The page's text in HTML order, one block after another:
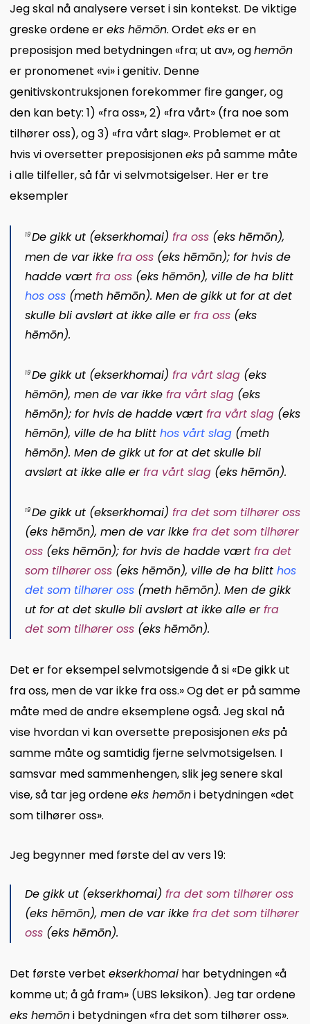
Jeg skal nå analysere verset i sin kontekst. De viktige
greske ordene ereks hēmōn. Ordet ekser en
preposisjon med betydningen «fra; ut av», oghemōn
er pronomenet «vi» i genitiv. Denne
genitivskontruksjonen forekommer fire ganger, og
den kan bety: 1) «fra oss», 2) «fra vårt» (fra noe som
tilhører oss), og 3) «fra vårt slag». Problemet er at
hvis vi oversetter preposisjonenekspå samme måte
i alle tilfeller, så får vi selvmotsigelser. Her er tre
eksempler
19De gikk ut (ekserkhomai) fra oss(eks hēmōn),
men de var ikke fra oss (eks hēmōn); for hvis de
hadde vært fra oss(eks hēmōn), ville de ha blitt
hos oss (meth hēmōn). Men de gikk ut for at det
skulle bli avslørt at ikke alle erfra oss (eks
hēmōn).
19De gikk ut (ekserkhomai) fra vårt slag (eks
hēmōn), men de var ikke fra vårt slag(eks
hēmōn); for hvis de hadde vært fra vårt slag(eks
hēmōn), ville de ha blitt hos vårt slag(meth
hēmōn). Men de gikk ut for at det skulle bli
avslørt at ikke alle erfra vårt slag(eks hēmōn).
19De gikk ut (ekserkhomai) fra det som tilhører oss
(eks hēmōn), men de var ikke fra det som tilhører
oss (eks hēmōn); for hvis de hadde vært fra det
som tilhører oss (eks hēmōn), ville de ha blitt hos
det som tilhører oss (meth hēmōn). Men de gikk
ut for at det skulle bli avslørt at ikke alle erfra
det som tilhører oss (eks hēmōn).
Det er for eksempel selvmotsigende å si «De gikk ut
fra oss, men de var ikke fra oss.» Og det er på samme
måte med de andre eksemplene også. Jeg skal nå
vise hvordan vi kan oversette preposisjonenekspå
samme måte og samtidig fjerne selvmotsigelsen. I
samsvar med sammenhengen, slik jeg senere skal
vise, så tar jeg ordeneeks hemōni betydningen «det
som tilhører oss».
Jeg begynner med første del av vers 19:
De gikk ut (ekserkhomai) fra det som tilhører oss
(eks hēmōn), men de var ikke fra det som tilhører
oss (eks hēmōn).
Det første verbet ekserkhomaihar betydningen «å
komme ut; å gå fram» (UBS leksikon). Jeg tar ordene
eks hemōni betydningen «fra det som tilhører oss».